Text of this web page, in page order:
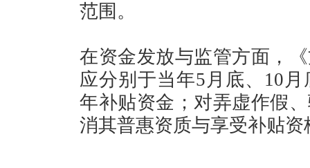
范围。
在资金发放与监管方面，
应分别于当年5月底、10
年补贴资金；对弄虚作假
消其普惠资质与享受补贴资